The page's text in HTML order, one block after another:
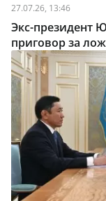
27.07.26, 13:46
Экс-президент
приговор за